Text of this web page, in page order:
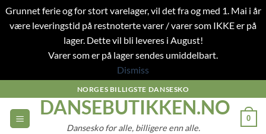
Grunnet ferie og for stort varelager, vil det fra og med 1. Mai i år
være leveringstid på restnoterte varer / varer som IKKE er på
lager. Dette vil bli leveres i August!
Varer som er på lager sendes umiddelbart.
Dismiss
to
content
NORGES BILLIGSTE DANSESKO
DANSEBUTIKKEN.NO
Dansesko for alle, billigere enn alle.
0